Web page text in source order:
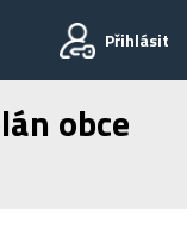
Přihlásit
obce